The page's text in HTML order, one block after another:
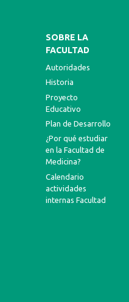
SOBRE LA
FACULTAD
Autoridades
Historia
Proyecto
Educativo
Plan de Desarrollo
¿Por qué estudiar
en la Facultad de
Medicina?
Calendario
actividades
internas Facultad